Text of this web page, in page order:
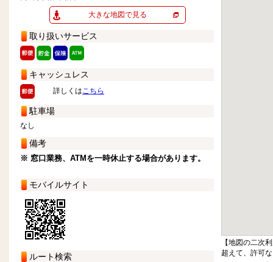
大きな地図で見る
取り扱いサービス
キャッシュレス
詳しくはこちら
駐車場
なし
備考
※ 窓口業務、ATMを一時休止する場合があります。
モバイルサイト
ルート検索
【地図の二次
超えて、許可